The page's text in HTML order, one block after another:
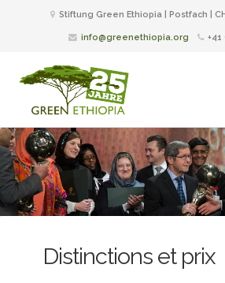
Stiftung Green Ethiopia | Postfach |
info@greenethiopia.org +41
Distinctions et prix